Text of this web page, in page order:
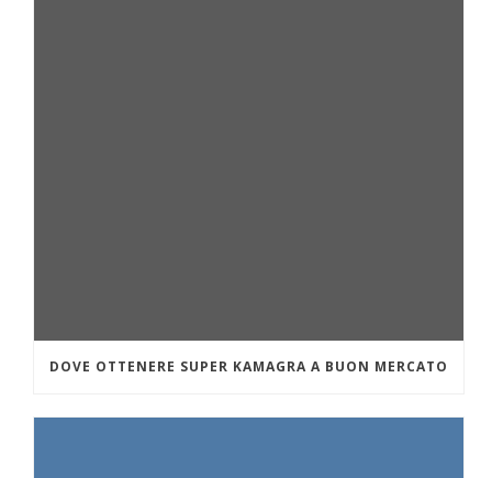
DOVE OTTENERE SUPER KAMAGRA A BUON MERCATO